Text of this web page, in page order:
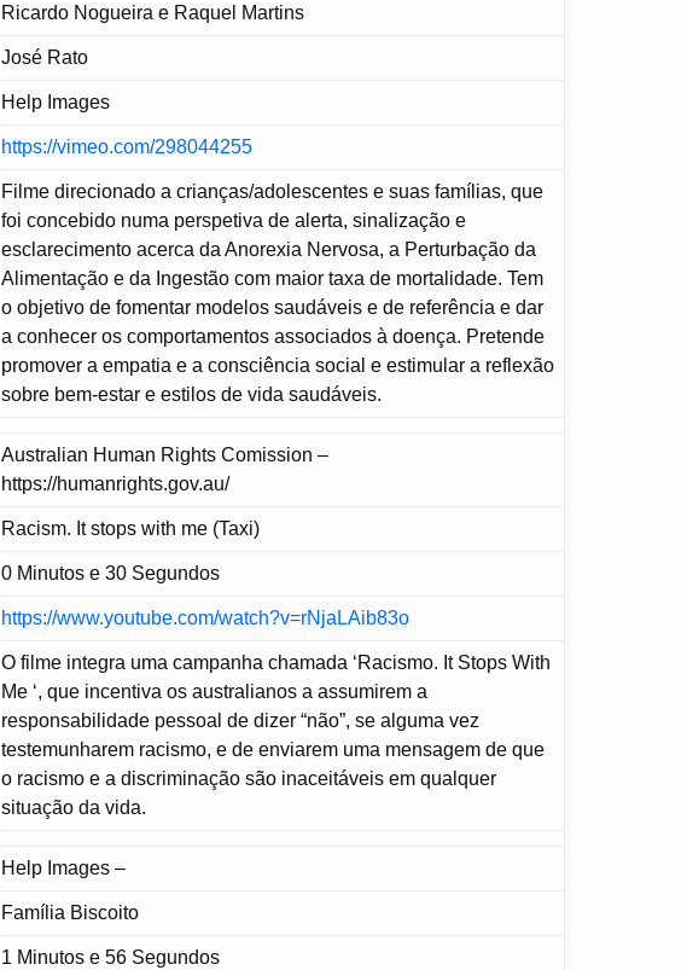
Ricardo Nogueira e Raquel Martins
José Rato
Help Images
https://vimeo.com/298044255
Filme direcionado a crianças/adolescentes e suas famílias, que
foi concebido numa perspetiva de alerta, sinalização e
esclarecimento acerca da Anorexia Nervosa, a Perturbação da
Alimentação e da Ingestão com maior taxa de mortalidade. Tem
o objetivo de fomentar modelos saudáveis e de referência e dar
a conhecer os comportamentos associados à doença. Pretende
promover a empatia e a consciência social e estimular a reflexão
sobre bem-estar e estilos de vida saudáveis.
Australian Human Rights Comission –
https://humanrights.gov.au/
Racism. It stops with me (Taxi)
0 Minutos e 30 Segundos
https://www.youtube.com/watch?v=rNjaLAib83o
O filme integra uma campanha chamada ‘Racismo. It Stops With
Me ‘, que incentiva os australianos a assumirem a
responsabilidade pessoal de dizer “não”, se alguma vez
testemunharem racismo, e de enviarem uma mensagem de que
o racismo e a discriminação são inaceitáveis em qualquer
situação da vida.
Help Images –
Família Biscoito
1 Minutos e 56 Segundos